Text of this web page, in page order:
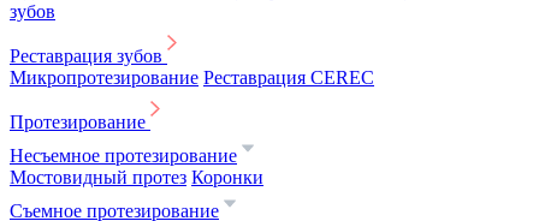
зубов
Реставрация зубов
Микропротезирование Реставрация CEREC
Протезирование
Несъемное протезирование
Мостовидный протез Коронки
Съемное протезирование